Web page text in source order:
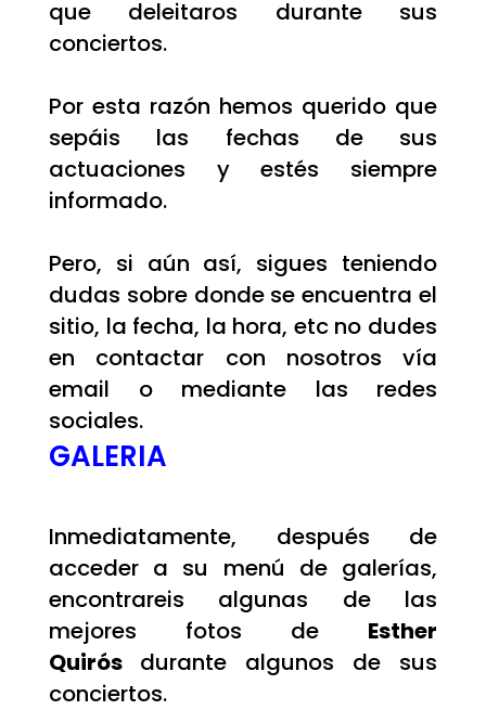
que deleitaros durante sus
conciertos.
Por esta razón hemos querido que
sepáis las fechas de sus
actuaciones y estés siempre
informado.
Pero, si aún así, sigues teniendo
dudas sobre donde se encuentra el
sitio, la fecha, la hora, etc no dudes
en contactar con nosotros vía
email o mediante las redes
sociales.
GALERIA
Inmediatamente, después de
acceder a su menú de galerías,
encontrareis algunas de las
mejores fotos de Esther
Quirós durante algunos de sus
conciertos.